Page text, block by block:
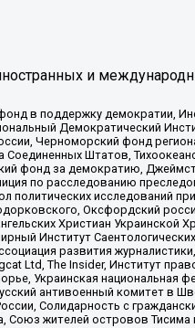
и
в поддержку демократии,
Демократический
Черноморский фонд
Штатов,
фонд за демократию,
по расследованию
политических исследований
Оксфордский
Христиан
Институт
развития
Ltd, The Insider, Институт
Украинская национальная
антивоенный комитет в
Солидарность с
Союз жителей островов